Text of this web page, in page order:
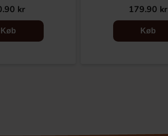
kr
Køb
179.90 kr
Køb